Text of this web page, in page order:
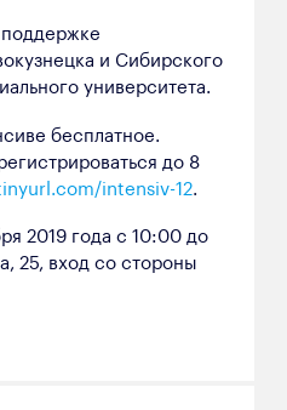
и Сибирского
университета.
бесплатное.
до 8
intensiv-12
2019 года с 10:00 до
25, вход со стороны